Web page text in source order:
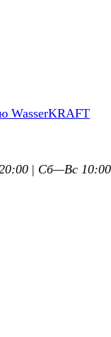
WasserKRAFT
| Сб—Вс